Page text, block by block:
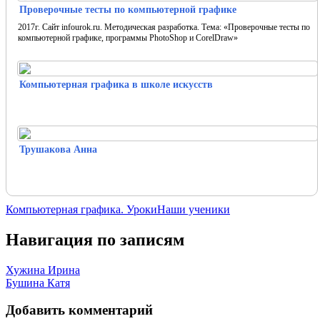
Проверочные тесты по компьютерной графике
2017г. Сайт infourok.ru. Методическая разработка. Тема: «Проверочные тесты по
компьютерной графике, программы PhotoShop и CorelDraw»
Компьютерная графика в школе искусств
Трушакова Анна
Компьютерная графика. УрокиНаши ученики
Навигация по записям
Хужина Ирина
Бушина Катя
Добавить комментарий